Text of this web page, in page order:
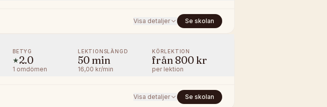
Visa detaljer Se skolan
BETYG
★2.0
1 omdömen
LEKTIONSLÄNGD
50min
16,00 kr/min
KÖRLEKTION
från 800 kr
per lektion
Visa detaljer Se skolan